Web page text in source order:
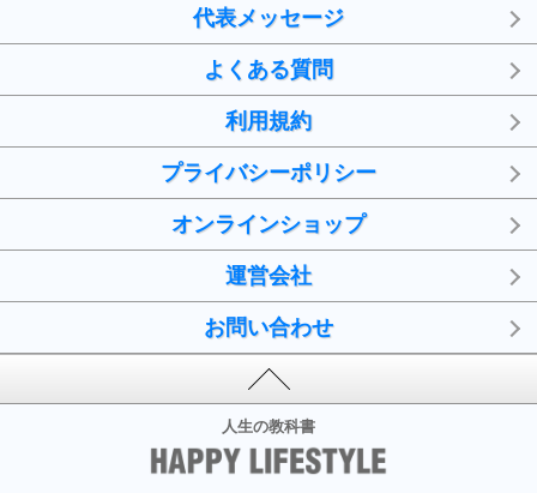
代表メッセージ
よくある質問
利用規約
プライバシーポリシー
オンラインショップ
運営会社
お問い合わせ
人生の教科書